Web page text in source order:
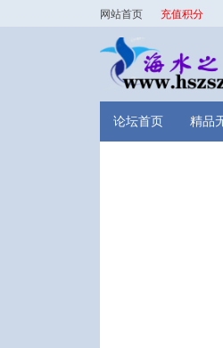
网站首页 充值积分
论坛首页 精品